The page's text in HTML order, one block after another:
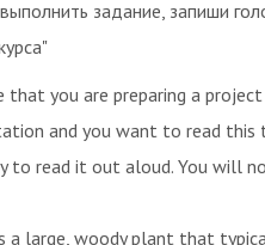
задание, запиши
that you are preparing a
and you want to read
to read it out aloud. You will
a large, woody plant that